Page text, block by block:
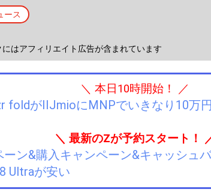
ース
はアフィリエイト広告が含まれています
＼ 本日10時開始！ ／
foldがIIJmioにMNPでいきなり10万
＼ 最新のZが予約スタート！
ン&購入キャンペーン&キャッシュ
Ultraが安い